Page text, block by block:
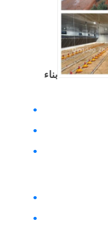
بناء